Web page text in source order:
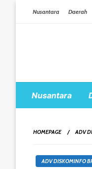
Nusantara Daerah
Nusantara
HOMEPAGE ADV
ADV DISKOMINFO